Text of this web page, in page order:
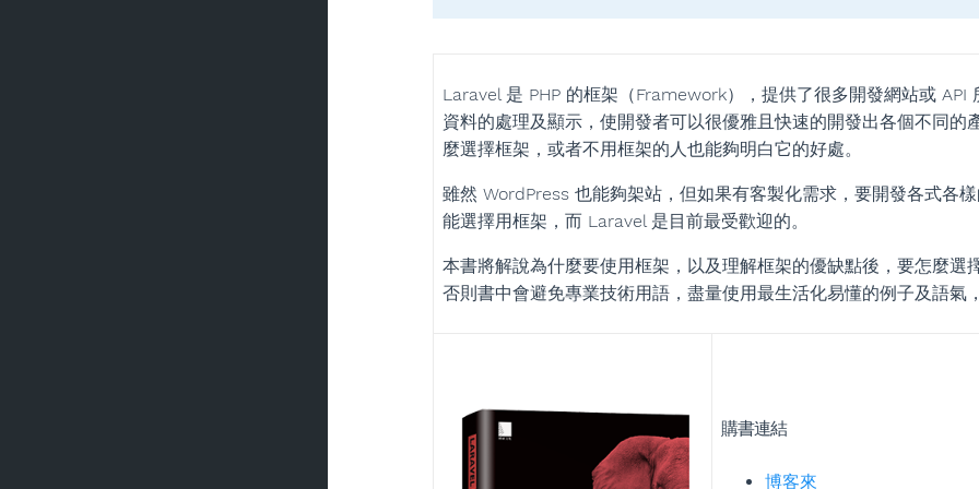
Laravel 是 PHP 的框架（Framework），提供了很多開發網站或
資料的處理及顯示，使開發者可以很優雅且快速的開發出各個不同的
麼選擇框架，或者不用框架的人也能夠明白它的好處。
雖然 WordPress 也能夠架站，但如果有客製化需求，要開發各式各
能選擇用框架，而 Laravel 是目前最受歡迎的。
本書將解說為什麼要使用框架，以及理解框架的優缺點後，要怎麼
否則書中會避免專業技術用語，盡量使用最生活化易懂的例子及語氣
購書連結
博客來